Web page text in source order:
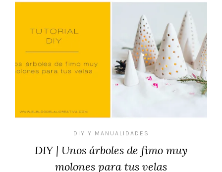
DIY Y MANUALIDADES
DIY | Unos árboles de fimo muy
molones para tus velas